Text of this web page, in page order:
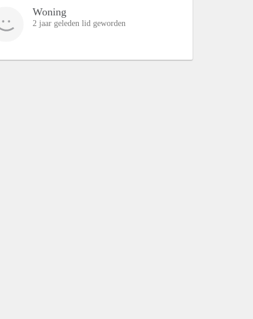
Woning
2 jaar geleden lid geworden